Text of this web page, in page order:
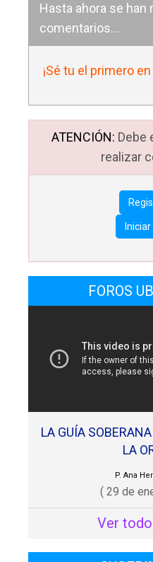
Hasta ahora se han
comentarios...
¡Sé tu el primero
ATENCIÓN: Debe
realizar
FOROS
LA GUÍA
LA
P. Ana
( 29 de
Ver